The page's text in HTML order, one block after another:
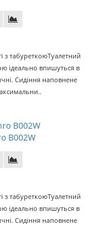
з табуреткоюТуалетний
ідеально впишуться в
Сидіння наповнене
B002W
з табуреткоюТуалетний
ідеально впишуться в
Сидіння наповнене